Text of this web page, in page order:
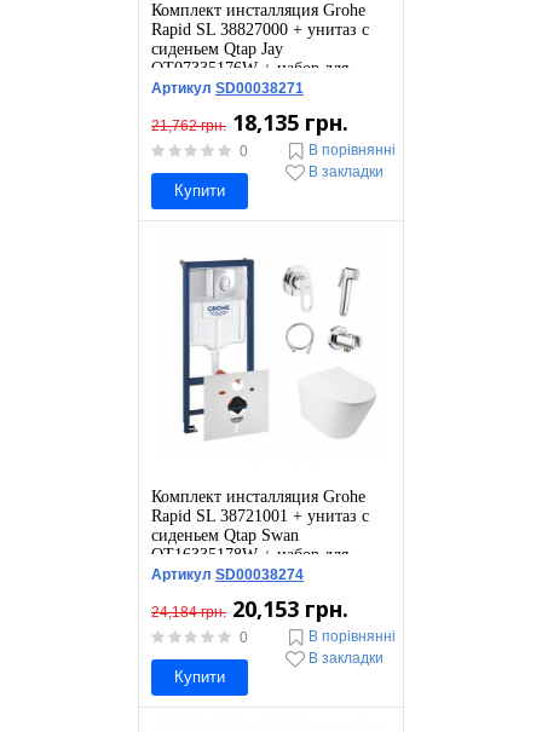
Комплект инсталляция Grohe
Rapid SL 38827000 + унитаз с
сиденьем Qtap Jay
QT07335176W + набор для
гигиенического душа со
111042
Артикул SD00038271
21,762 грн. 18,135 грн.
0
Купити
В порівнянні
В закладки
Комплект инсталляция Grohe
Rapid SL 38721001 + унитаз с
сиденьем Qtap Swan
QT16335178W + набор для
гигиенического душа со
111042
Артикул SD00038274
24,184 грн. 20,153 грн.
0
Купити
В порівнянні
В закладки